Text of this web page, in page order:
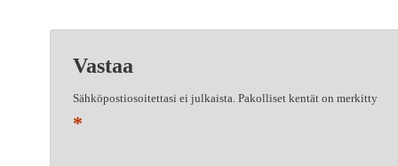
Vastaa
Sähköpostiosoitettasi ei julkaista. Pakolliset kentät on merkitty
*